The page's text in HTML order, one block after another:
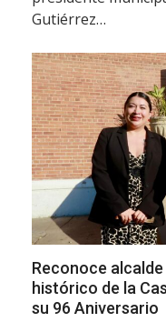
Gutiérrez…
Reconoce
histórico de la
su 96 Aniversario